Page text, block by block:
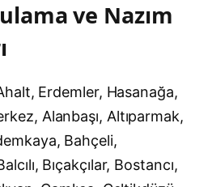
ve Nazım
Erdemler, Hasanağa,
Alanbaşı, Altıparmak,
Bahçeli,
Bıçakçılar, Bostancı,